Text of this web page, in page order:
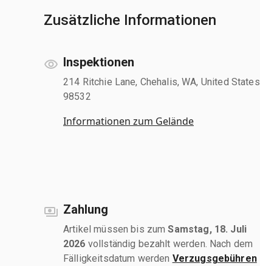
Zusätzliche Informationen
Inspektionen
214 Ritchie Lane, Chehalis, WA, United States
98532
Informationen zum Gelände
Zahlung
Artikel müssen bis zumSamstag, 18. Juli
2026 vollständig bezahlt werden. Nach dem
Fälligkeitsdatum werden Verzugsgebühren